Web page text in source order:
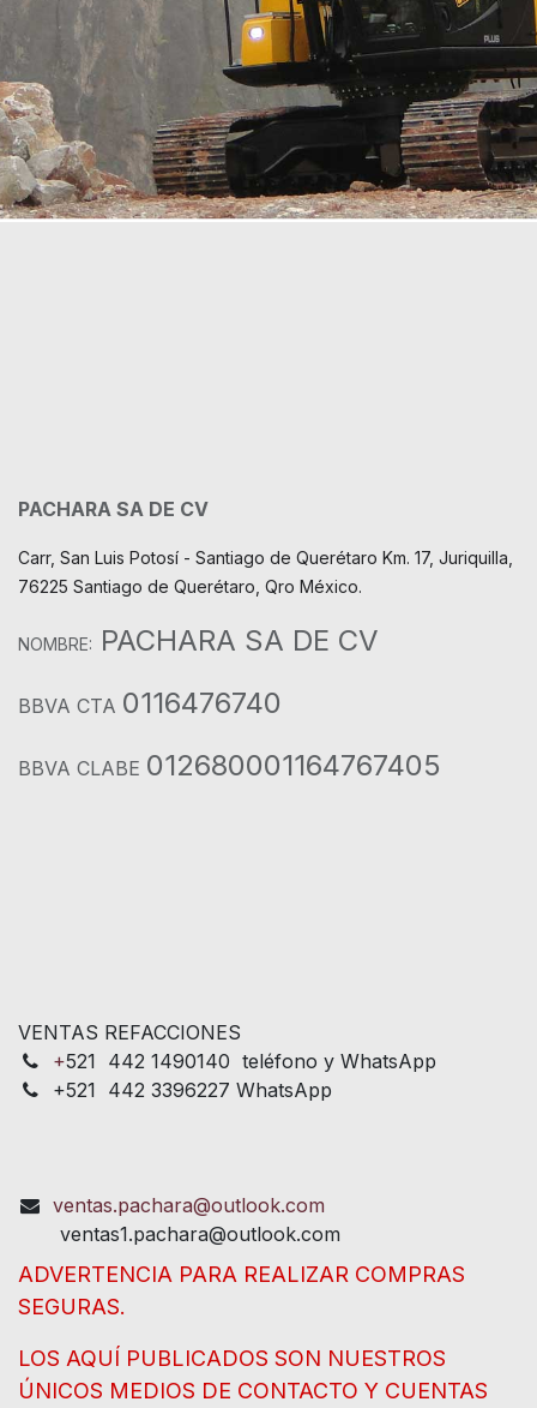
PACHARA SA DE CV
Carr, San Luis Potosí - Santiago de Querétaro Km. 17, Juriquilla,
76225 Santiago de Querétaro, Qro México.
NOMBRE: PACHARA SA DE CV
BBVA CTA 0116476740
BBVA CLABE 012680001164767405
VENTAS REFACCIONES
+521 442 1490140 teléfono y WhatsApp
+521 442 3396227 WhatsApp
ventas.pachara@outlook.com
ventas1.pachara@outlook.com
ADVERTENCIA PARA REALIZAR COMPRAS
SEGURAS.
LOS AQUÍ PUBLICADOS SON NUESTROS
ÚNICOS MEDIOS DE CONTACTO Y CUENTAS